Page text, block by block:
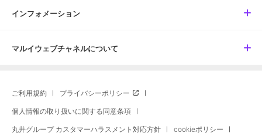
インフォメーション
マルイウェブチャネルについて
ご利用規約 プライバシーポリシー
個人情報の取り扱いに関する同意条項
丸井グループ カスタマーハラスメント対応方針 cookieポリシー